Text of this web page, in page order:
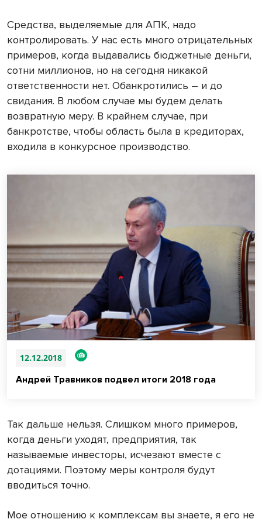
Средства, выделяемые для АПК, надо
контролировать. У нас есть много отрицательных
примеров, когда выдавались бюджетные деньги,
сотни миллионов, но на сегодня никакой
ответственности нет. Обанкротились – и до
свидания. В любом случае мы будем делать
возвратную меру. В крайнем случае, при
банкротстве, чтобы область была в кредиторах,
входила в конкурсное производство.
12.12.2018
Андрей Травников подвел итоги 2018 года
Так дальше нельзя. Слишком много примеров,
когда деньги уходят, предприятия, так
называемые инвесторы, исчезают вместе с
дотациями. Поэтому меры контроля будут
вводиться точно.
Мое отношению к комплексам вы знаете, я его не